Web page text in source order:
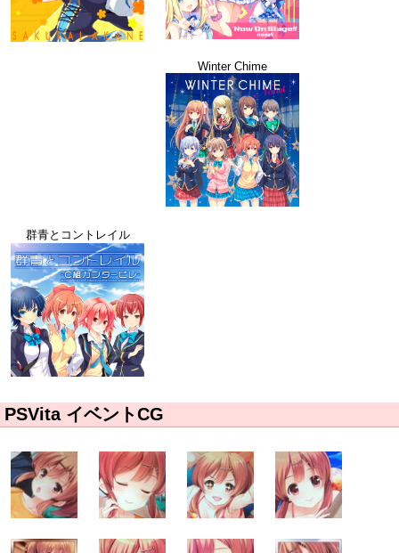
Winter Chime
群青とコントレイル
PSVita イベントCG